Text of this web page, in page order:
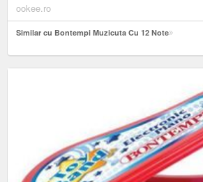
ookee.ro
Similar cu Bontempi Muzicuta Cu 12 Note